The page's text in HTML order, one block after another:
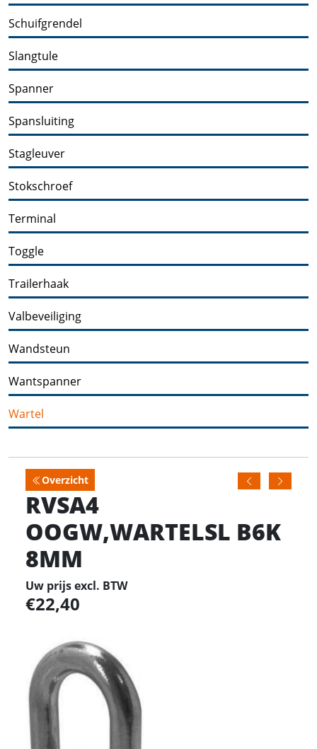
Schuifgrendel
Slangtule
Spanner
Spansluiting
Stagleuver
Stokschroef
Terminal
Toggle
Trailerhaak
Valbeveiliging
Wandsteun
Wantspanner
Wartel
Overzicht
RVSA4
OOGW,WARTELSL B6K
8MM
Uw prijs excl. BTW
22,40